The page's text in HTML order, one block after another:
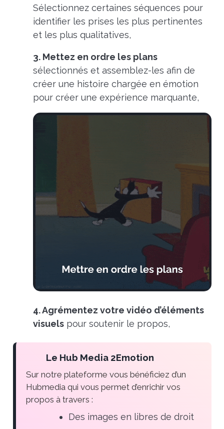
Sélectionnez certaines séquences pour
identifier les prises les plus pertinentes
et les plus qualitatives,
3. Mettez en ordre les plans
sélectionnés et assemblez-les afin de
créer une histoire chargée en émotion
pour créer une expérience marquante,
4. Agrémentez votre vidéo d’éléments
visuelspour soutenir le propos,
Le Hub Media 2Emotion
Sur notre plateforme vous bénéficiez d’un
Hubmedia qui vous permet d’enrichir vos
propos à travers :
Des images en libres de droit